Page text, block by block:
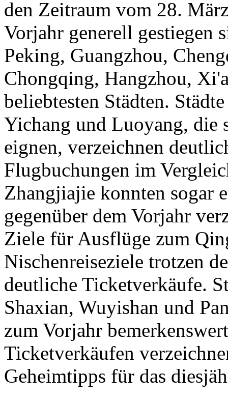
den Zeitraum vom 28.
Vorjahr generell gestiegen
Peking, Guangzhou,
Chongqing, Hangzhou,
beliebtesten Städten.
Yichang und Luoyang, die
eignen, verzeichnen
Flugbuchungen im
Zhangjiajie konnten sogar
gegenüber dem Vorjahr
Ziele für Ausflüge zum
Nischenreiseziele trotzen
deutliche Ticketverkäufe.
Shaxian, Wuyishan und
zum Vorjahr
Ticketverkäufen
Geheimtipps für das